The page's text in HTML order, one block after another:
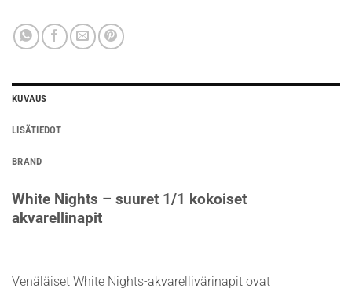
KUVAUS
LISÄTIEDOT
BRAND
White Nights – suuret 1/1 kokoiset
akvarellinapit
Venäläiset White Nights-akvarellivärinapit ovat